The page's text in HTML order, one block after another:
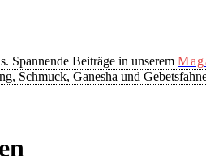
Spannende Beiträge in unserem
Schmuck, Ganesha und